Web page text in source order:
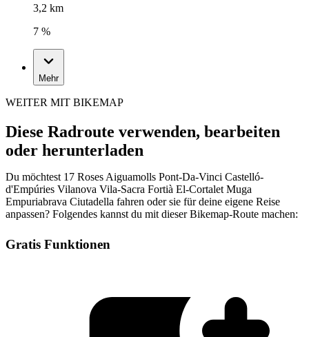
3,2 km
7 %
Mehr
WEITER MIT BIKEMAP
Diese Radroute verwenden, bearbeiten
oder herunterladen
Du möchtest 17 Roses Aiguamolls Pont-Da-Vinci Castelló-
d'Empúries Vilanova Vila-Sacra Fortià El-Cortalet Muga
Empuriabrava Ciutadella fahren oder sie für deine eigene Reise
anpassen? Folgendes kannst du mit dieser Bikemap-Route machen:
Gratis Funktionen